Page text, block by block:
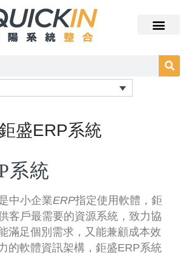
盛ERP系統
系統
中小企業ERP指定使用軟體，鉅
客戶最需要的資源系統，致力協
滿足個別需求，又能兼顧成本效
的軟體資訊架構，鉅盛ERP系統